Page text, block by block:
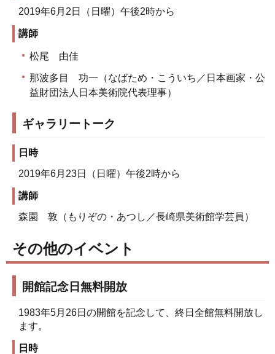
2019年6月2日（日曜）午後2時から
講師
松尾 由佳
那波多目 功一（なばため・こういち／日本画家・公
益財団法人日本美術院代表理事）
ギャラリートーク
日時
2019年6月23日（日曜）午後2時から
講師
森園 敦（もりぞの・あつし／長崎県美術館学芸員）
その他のイベント
開館記念日無料開放
1983年5月26日の開館を記念して、終日全館無料開放し
ます。
日時